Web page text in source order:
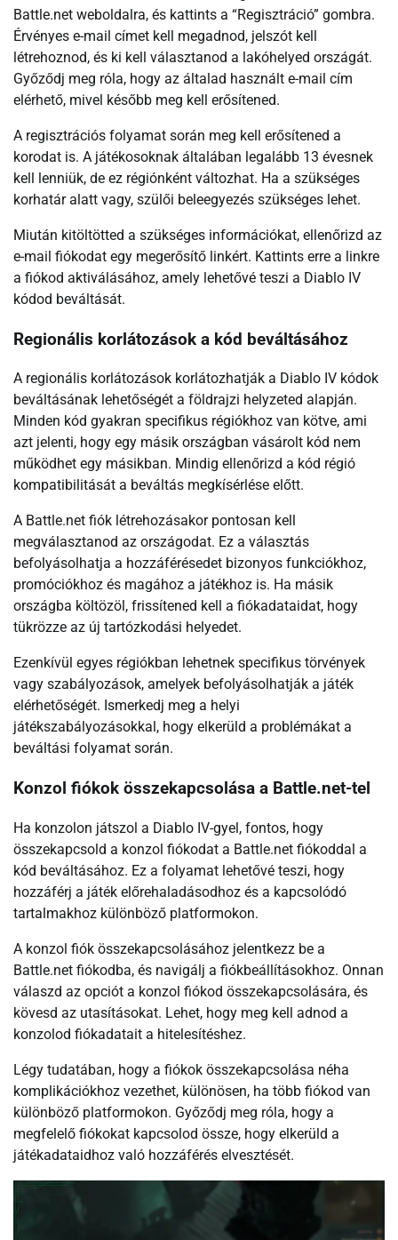
Battle.net weboldalra, és kattints a “Regisztráció” gombra.
Érvényes e-mail címet kell megadnod, jelszót kell
létrehoznod, és ki kell választanod a lakóhelyed országát.
Győződj meg róla, hogy az általad használt e-mail cím
elérhető, mivel később meg kell erősítened.
A regisztrációs folyamat során meg kell erősítened a
korodat is. A játékosoknak általában legalább 13 évesnek
kell lenniük, de ez régiónként változhat. Ha a szükséges
korhatár alatt vagy, szülői beleegyezés szükséges lehet.
Miután kitöltötted a szükséges információkat, ellenőrizd az
e-mail fiókodat egy megerősítő linkért. Kattints erre a linkre
a fiókod aktiválásához, amely lehetővé teszi a Diablo IV
kódod beváltását.
Regionális korlátozások a kód beváltásához
A regionális korlátozások korlátozhatják a Diablo IV kódok
beváltásának lehetőségét a földrajzi helyzeted alapján.
Minden kód gyakran specifikus régiókhoz van kötve, ami
azt jelenti, hogy egy másik országban vásárolt kód nem
működhet egy másikban. Mindig ellenőrizd a kód régió
kompatibilitását a beváltás megkísérlése előtt.
A Battle.net fiók létrehozásakor pontosan kell
megválasztanod az országodat. Ez a választás
befolyásolhatja a hozzáférésedet bizonyos funkciókhoz,
promóciókhoz és magához a játékhoz is. Ha másik
országba költözöl, frissítened kell a fiókadataidat, hogy
tükrözze az új tartózkodási helyedet.
Ezenkívül egyes régiókban lehetnek specifikus törvények
vagy szabályozások, amelyek befolyásolhatják a játék
elérhetőségét. Ismerkedj meg a helyi
játékszabályozásokkal, hogy elkerüld a problémákat a
beváltási folyamat során.
Konzol fiókok összekapcsolása a Battle.net-tel
Ha konzolon játszol a Diablo IV-gyel, fontos, hogy
összekapcsold a konzol fiókodat a Battle.net fiókoddal a
kód beváltásához. Ez a folyamat lehetővé teszi, hogy
hozzáférj a játék előrehaladásodhoz és a kapcsolódó
tartalmakhoz különböző platformokon.
A konzol fiók összekapcsolásához jelentkezz be a
Battle.net fiókodba, és navigálj a fiókbeállításokhoz. Onnan
válaszd az opciót a konzol fiókod összekapcsolására, és
kövesd az utasításokat. Lehet, hogy meg kell adnod a
konzolod fiókadatait a hitelesítéshez.
Légy tudatában, hogy a fiókok összekapcsolása néha
komplikációkhoz vezethet, különösen, ha több fiókod van
különböző platformokon. Győződj meg róla, hogy a
megfelelő fiókokat kapcsolod össze, hogy elkerüld a
játékadataidhoz való hozzáférés elvesztését.